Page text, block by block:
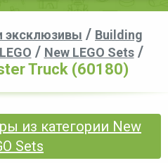
эксклюзивы / Building
LEGO / New LEGO Sets/
Truck (60180)
из категории New
Sets